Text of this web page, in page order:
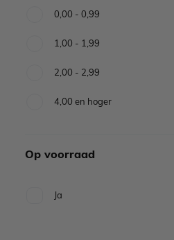
0,00 - 0,99
1,00 - 1,99
2,00 - 2,99
4,00 en hoger
Op voorraad
Ja